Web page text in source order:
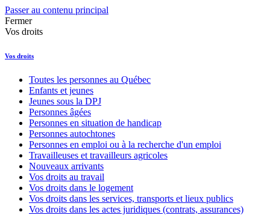
Passer au contenu principal
Fermer
Vos droits
Vos droits
Toutes les personnes au Québec
Enfants et jeunes
Jeunes sous la DPJ
Personnes âgées
Personnes en situation de handicap
Personnes autochtones
Personnes en emploi ou à la recherche d'un emploi
Travailleuses et travailleurs agricoles
Nouveaux arrivants
Vos droits au travail
Vos droits dans le logement
Vos droits dans les services, transports et lieux publics
Vos droits dans les actes juridiques (contrats, assurances)